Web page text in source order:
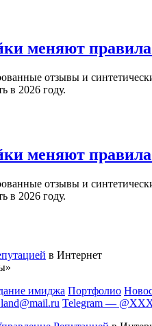
меняют правила
отзывы и
в 2026 году.
меняют правила
отзывы и
в 2026 году.
в Интернет
имиджа Портфолио
Telegram —